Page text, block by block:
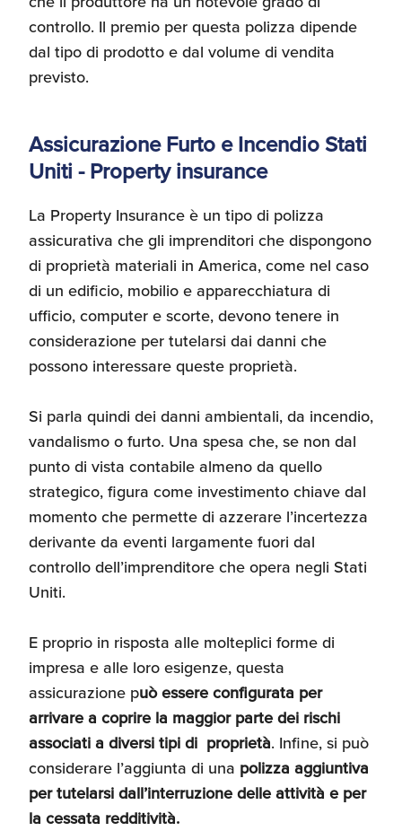
controllo. Il premio per questa polizza dipende
dal tipo di prodotto e dal volume di vendita
previsto.
Assicurazione Furto e Incendio Stati
Uniti - Property insurance
La Property Insurance è un tipo di polizza
assicurativa che gli imprenditori che dispongono
di proprietà materiali in America, come nel caso
di un edificio, mobilio e apparecchiatura di
ufficio, computer e scorte, devono tenere in
considerazione per tutelarsi dai danni che
possono interessare queste proprietà.
Si parla quindi dei danni ambientali, da incendio,
vandalismo o furto. Una spesa che, se non dal
punto di vista contabile almeno da quello
strategico, figura come investimento chiave dal
momento che permette di azzerare l’incertezza
derivante da eventi largamente fuori dal
controllo dell’imprenditore che opera negli Stati
Uniti.
E proprio in risposta alle molteplici forme di
impresa e alle loro esigenze, questa
assicurazione può essere configurata per
arrivare a coprire la maggior parte dei rischi
associati a diversi tipi di proprietà. Infine, si può
considerare l’aggiunta di una polizza aggiuntiva
per tutelarsi dall’interruzione delle attività e per
la cessata redditività.